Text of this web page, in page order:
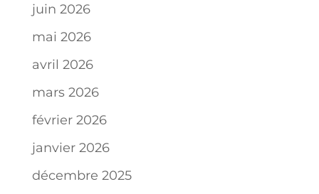
juin 2026
mai 2026
avril 2026
mars 2026
février 2026
janvier 2026
décembre 2025